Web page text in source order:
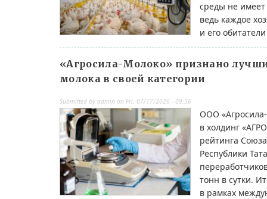
среды не
ведь каждое
и его
«Агросила-Молоко» признано
молока в своей категории
Submitted by admin on Fri, 07/17/2026 - 09:56
ООО
в холдинг
рейтинга
Республики
тонн в сутки.
в рамках